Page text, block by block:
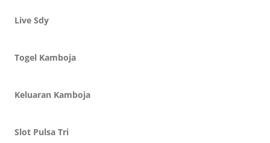
Live Sdy
Togel Kamboja
Keluaran Kamboja
Slot Pulsa Tri